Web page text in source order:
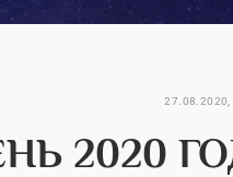
27.08.2020,
2020